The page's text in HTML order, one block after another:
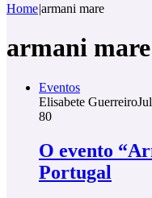
Home|armani mare
armani mare
Eventos
Elisabete Guerreiro
80
O evento
Portugal